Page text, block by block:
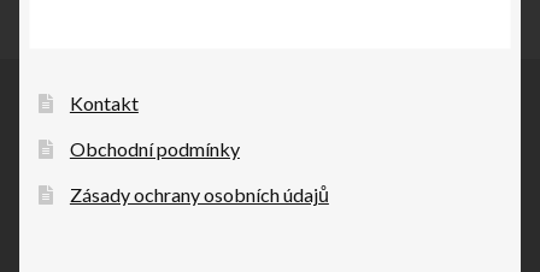
Kontakt
Obchodní podmínky
Zásady ochrany osobních údajů